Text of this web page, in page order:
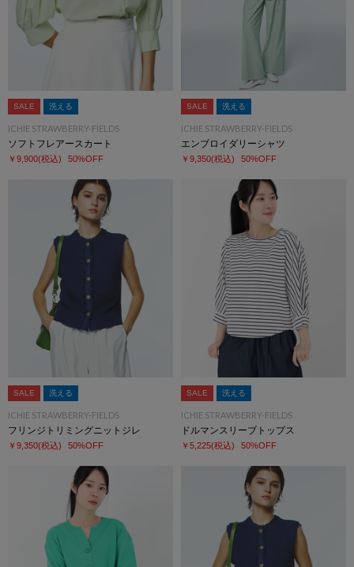
SALE 洗える
ICHIE STRAWBERRY-FIELDS
ソフトフレアースカート
￥9,900(税込) 50%OFF
SALE 洗える
ICHIE STRAWBERRY-FIELDS
エンブロイダリーシャツ
￥9,350(税込) 50%OFF
SALE 洗える
ICHIE STRAWBERRY-FIELDS
フリンジトリミングニットジレ
￥9,350(税込) 50%OFF
SALE 洗える
ICHIE STRAWBERRY-FIELDS
ドルマンスリーブトップス
￥5,225(税込) 50%OFF